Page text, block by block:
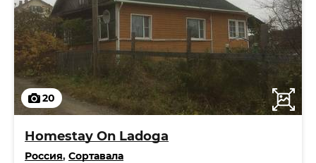
20
Homestay On Ladoga
Россия, Сортавала